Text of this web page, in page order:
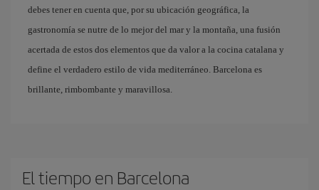
debes tener en cuenta que, por su ubicación geográfica, la
gastronomía se nutre de lo mejor del mar y la montaña, una fusión
acertada de estos dos elementos que da valor a la cocina catalana y
define el verdadero estilo de vida mediterráneo. Barcelona es
brillante, rimbombante y maravillosa.
El tiempo en Barcelona